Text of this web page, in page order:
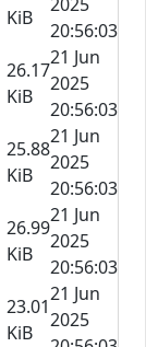
KiB
20:56:03
26.17
KiB
21 Jun
2025
20:56:03
25.88
KiB
21 Jun
2025
20:56:03
26.99
KiB
21 Jun
2025
20:56:03
23.01
KiB
21 Jun
2025